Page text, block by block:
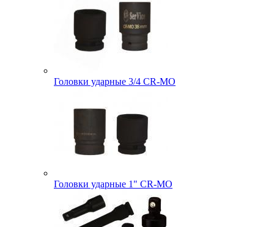
Головки ударные 3/4 CR-MO
Головки ударные 1" CR-MO